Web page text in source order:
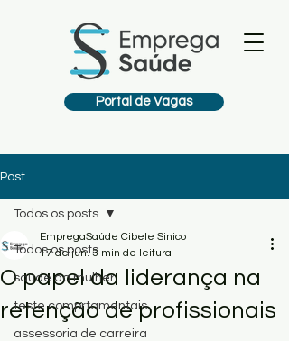
Portal de Vagas
Post
Todos os posts
saúde da mulher
teste comprtamentais
assessoria de carreira
Todos os posts
O papel da liderança na
retenção de profissionais
EmpregaSaúde Cibele Sinico
17 de jun. 3 min de leitura